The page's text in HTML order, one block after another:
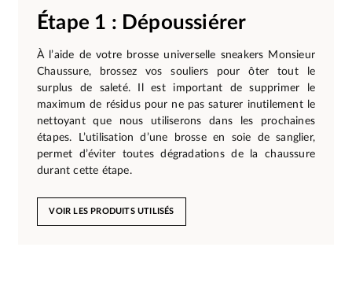
Étape 1 : Dépoussiérer
À l’aide de votre brosse universelle sneakers Monsieur
Chaussure, brossez vos souliers pour ôter tout le
surplus de saleté. Il est important de supprimer le
maximum de résidus pour ne pas saturer inutilement le
nettoyant que nous utiliserons dans les prochaines
étapes. L’utilisation d’une brosse en soie de sanglier,
permet d’éviter toutes dégradations de la chaussure
durant cette étape.
VOIR LES PRODUITS UTILISÉS